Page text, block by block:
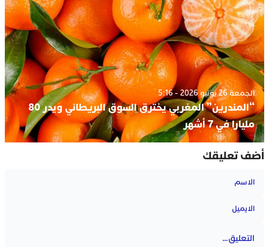
الجمعة 26 يونيو 2026 - 5:16
“المندرين” المغربي يخترق السوق البريطاني ويدر 80
مليارا في 7 أشهر
أضف تعليقك